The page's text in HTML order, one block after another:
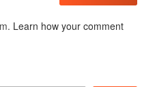
Learn how your comment